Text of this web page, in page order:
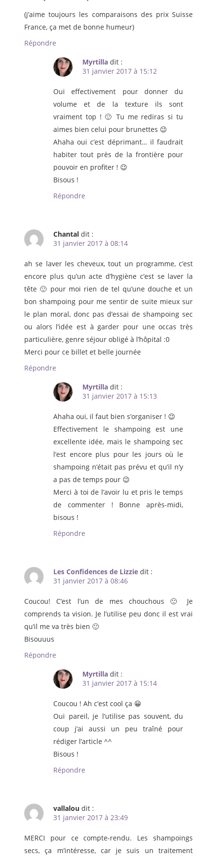
(j’aime toujours les comparaisons des prix Suisse
France, ça met de bonne humeur)
Répondre
Myrtilla dit :
31 janvier 2017 à 15:12
Oui effectivement pour donner du
volume et de la texture ils sont
vraiment top ! 🙂 Tu me rediras si tu
aimes bien celui pour brunettes 😉
Ahaha oui c’est déprimant… il faudrait
habiter tout près de la frontière pour
pouvoir en profiter ! 😉
Bisous !
Répondre
Chantal dit :
31 janvier 2017 à 08:14
ah se laver les cheveux, tout un programme, c’est
encore plus qu’un acte d’hygiène c’est se laver la
tête 🙂 pour moi rien de tel qu’une douche et un
bon shampoing pour me sentir de suite mieux sur
le plan moral, donc pas d’essai de shampoing sec
ou alors l’idée est à garder pour une occas très
particulière, genre séjour obligé à l’hôpital :0
Merci pour ce billet et belle journée
Répondre
Myrtilla dit :
31 janvier 2017 à 15:13
Ahaha oui, il faut bien s’organiser ! 😉
Effectivement le shampoing est une
excellente idée, mais le shampoing sec
l’est encore plus pour les jours où le
shampoing n’était pas prévu et qu’il n’y
a pas de temps pour 😉
Merci à toi de l’avoir lu et pris le temps
de commenter ! Bonne après-midi,
bisous !
Répondre
Les Confidences de Lizzie dit :
31 janvier 2017 à 08:46
Coucou! C’est l’un de mes chouchous 🙂 Je
comprends ta vision. Je l’utilise peu donc il est vrai
qu’il me va très bien 🙂
Bisouuus
Répondre
Myrtilla dit :
31 janvier 2017 à 15:14
Coucou ! Ah c’est cool ça 😀
Oui pareil, je l’utilise pas souvent, du
coup j’ai aussi un peu traîné pour
rédiger l’article ^^
Bisous !
Répondre
vallalou dit :
31 janvier 2017 à 23:49
MERCI pour ce compte-rendu. Les shampoings
secs, ça m’intéresse, car je suis un traitement